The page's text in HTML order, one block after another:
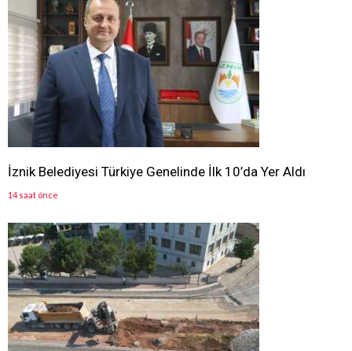
İznik Belediyesi Türkiye Genelinde İlk 10’da Yer Aldı
14 saat önce